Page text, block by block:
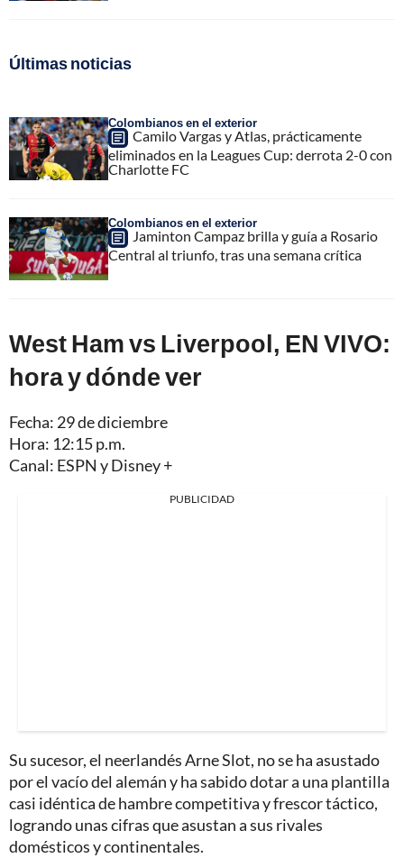
Últimas noticias
Colombianos en el exterior
Camilo Vargas y Atlas, prácticamente
eliminados en la Leagues Cup: derrota 2-0 con
Charlotte FC
Colombianos en el exterior
Jaminton Campaz brilla y guía a Rosario
Central al triunfo, tras una semana crítica
West Ham vs Liverpool, EN VIVO:
hora y dónde ver
Fecha: 29 de diciembre
Hora: 12:15 p.m.
Canal: ESPN y Disney +
PUBLICIDAD
Su sucesor, el neerlandés Arne Slot, no se ha asustado
por el vacío del alemán y ha sabido dotar a una plantilla
casi idéntica de hambre competitiva y frescor táctico,
logrando unas cifras que asustan a sus rivales
domésticos y continentales.